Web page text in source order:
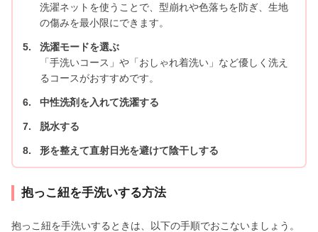
洗濯ネットを使うことで、型崩れや色落ちを防ぎ、生地
の傷みを最小限にできます。
洗濯モードを選ぶ
「手洗いコース」や「おしゃれ着洗い」など優しく洗え
るコースがおすすめです。
中性洗剤を入れて洗濯する
脱水する
形を整えて直射日光を避けて陰干しする
抱っこ紐を手洗いする方法
抱っこ紐を手洗いするときは、以下の手順でおこないましょう。